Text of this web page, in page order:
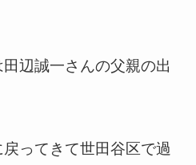
辺誠一さんの父親の出
ってきて世田谷区で過